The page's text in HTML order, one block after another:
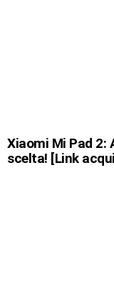
Xiaomi Mi Pad 2:
scelta! [Link